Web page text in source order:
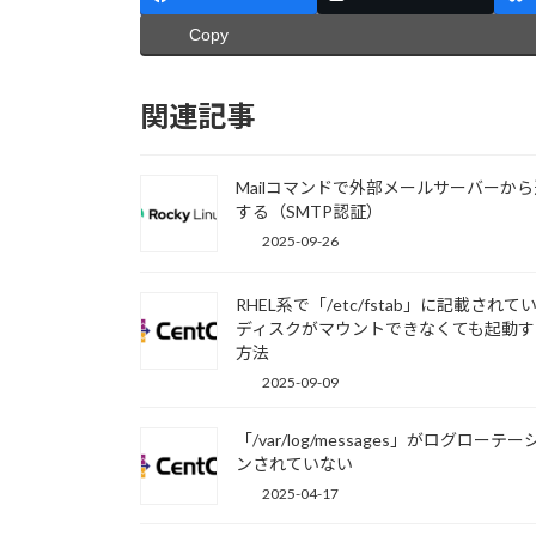
Copy
関連記事
Mailコマンドで外部メールサーバーか
する（SMTP認証）
2025-09-26
RHEL系で「/etc/fstab」に記載されて
ディスクがマウントできなくても起動
方法
2025-09-09
「/var/log/messages」がログローテー
ンされていない
2025-04-17